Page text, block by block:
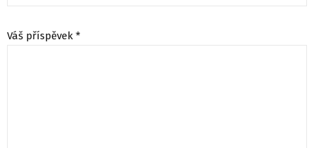
Váš příspěvek *